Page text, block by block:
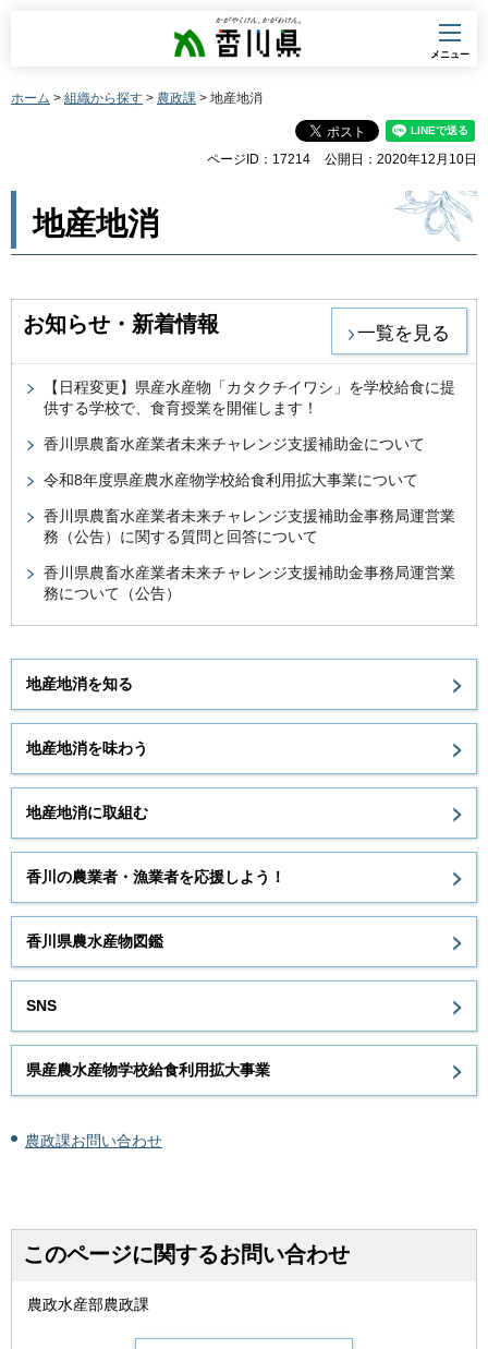
香川県
メニュー
ホーム > 組織から探す > 農政課 > 地産地消
ページID：17214 公開日：2020年12月10日
地産地消
お知らせ・新着情報 一覧を見る
【日程変更】県産水産物「カタクチイワシ」を学校給食に提
供する学校で、食育授業を開催します！
香川県農畜水産業者未来チャレンジ支援補助金について
令和8年度県産農水産物学校給食利用拡大事業について
香川県農畜水産業者未来チャレンジ支援補助金事務局運営業
務（公告）に関する質問と回答について
香川県農畜水産業者未来チャレンジ支援補助金事務局運営業
務について（公告）
地産地消を知る
地産地消を味わう
地産地消に取組む
香川の農業者・漁業者を応援しよう！
香川県農水産物図鑑
SNS
県産農水産物学校給食利用拡大事業
農政課お問い合わせ
このページに関するお問い合わせ
農政水産部農政課